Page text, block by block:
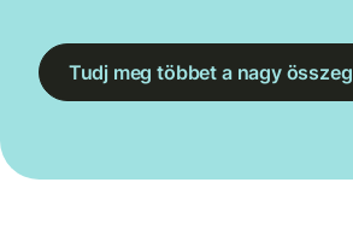
Tudj meg többet a nagy